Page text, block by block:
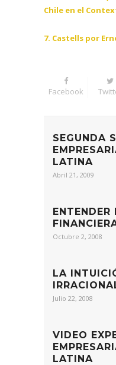
Chile en el
7. Castells por
Facebook
SEGUNDA
LATINA
Abril 21, 2009
ENTENDER
Octubre 2, 2008
LA
Julio 22, 2008
VIDEO
LATINA